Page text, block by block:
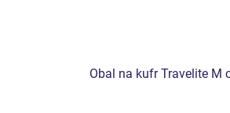
Obal na kufr Travelite M